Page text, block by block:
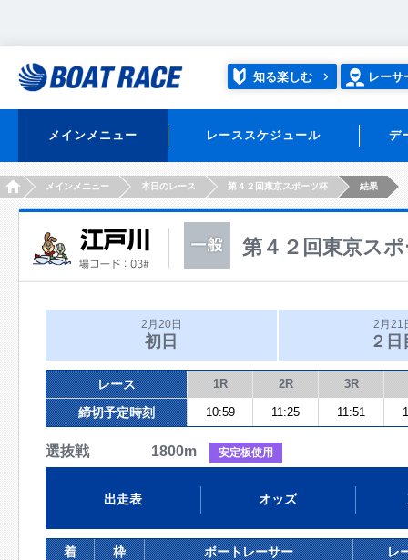
知る楽しむ レーサ
メインメニュー レーススケジュール デ
HOMEメインメニュー 本日のレース 第４２回東京スポーツ杯 結果
第４２回東京ス
2月20日
初日
2月21
２日
レース 1R 2R 3R
締切予定時刻 10:59 11:25 11:51
選抜戦 1800m 安定板使用
出走表 オッズ
着 枠 ボートレーサー レ